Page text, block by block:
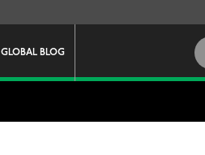
GLOBAL BLOG